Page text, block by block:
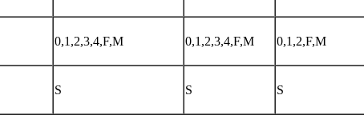
0,1,2,3,4,F,M 0,1,2,3,4,F,M 0,1,2,F,M
S S S